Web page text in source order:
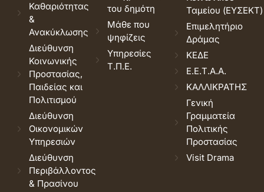
Καθαριότητας
&
Ανακύκλωσης
Διεύθυνση
Κοινωνικής
Προστασίας,
Παιδείας και
Πολιτισμού
Διεύθυνση
Οικονομικών
Υπηρεσιών
Διεύθυνση
Περιβάλλοντος
& Πρασίνου
του δημότη
Μάθε που
ψηφίζεις
Υπηρεσίες
Τ.Π.Ε.
Ταμείου (ΕΥΣΕΚΤ)
Επιμελητήριο
Δράμας
ΚΕΔΕ
Ε.Ε.Τ.Α.Α.
ΚΑΛΛΙΚΡΑΤΗΣ
Γενική
Γραμματεία
Πολιτικής
Προστασίας
Visit Drama